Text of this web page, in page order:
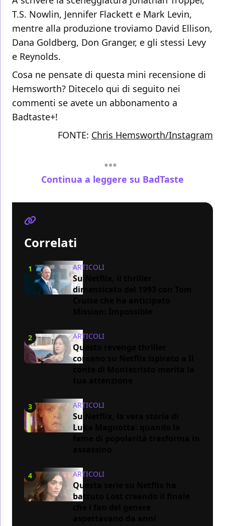
T.S. Nowlin, Jennifer Flackett e Mark Levin,
mentre alla produzione troviamo David Ellison,
Dana Goldberg, Don Granger, e gli stessi Levy
e Reynolds.
Cosa ne pensate di questa mini recensione di
Hemsworth? Ditecelo qui di seguito nei
commenti se avete un abbonamento a
Badtaste+!
FONTE: Chris Hemsworth/Instagram
Continua a leggere su BadTaste
Correlati
1 ARTICOLI
Su Netflix, il thriller
dimenticato del 1993 con Tom
2 ARTICOLI
Questo revenge thriller
coreano su Netflix ispirato a Il
3 ARTICOLI
Su Netflix, la vera storia di
Luka Magnotta: quando la
4 ARTICOLI
Questa serie su Netflix ha
battuto Lost creando il finale